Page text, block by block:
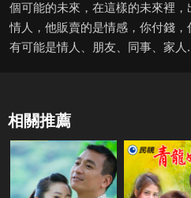
個可能的未來，在這樣的未來裡
情人，他販賣的是情感，你付錢，
有可能是情人、朋友、同事、家人
相關推薦